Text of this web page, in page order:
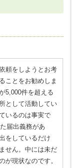
頼をしようとお考
ことをお勧めしま
5,000件を超える
として活動してい
いるのは事実で
届出義務があ
をしているだけ
せん。中には未だ
が現状なのです。